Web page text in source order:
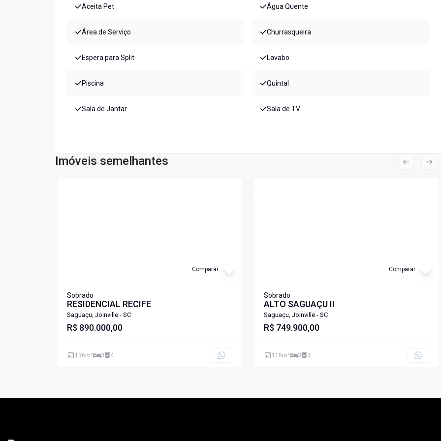
Aceita Pet Água Quente
Área de Serviço Churrasqueira
Espera para Split Lavabo
Piscina Quintal
Sala de Jantar Sala de TV
Imóveis semelhantes
Comparar
Sobrado
RESIDENCIAL RECIFE
Saguaçu, Joinville - SC
R$ 890.000,00
136m² 3 4
Comparar
Sobrado
ALTO SAGUAÇU II
Saguaçu, Joinville - SC
R$ 749.900,00
115m² 3 3
Previous